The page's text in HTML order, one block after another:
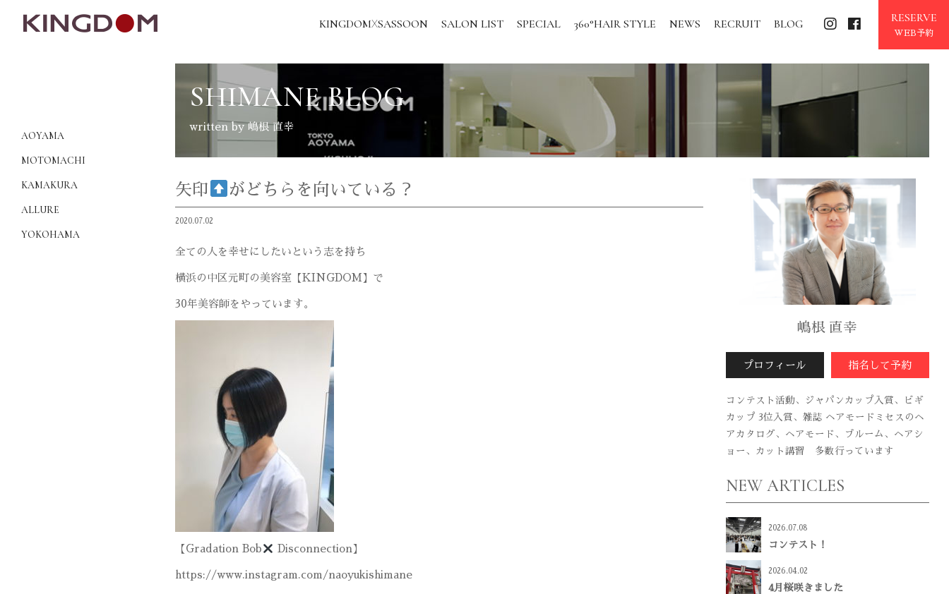
KINGDOMXSASSOON SALON LIST SPECIAL 360°HAIR STYLE NEWS RECRUIT BLOG RESERVE
WEB予約
AOYAMA
MOTOMACHI
KAMAKURA
ALLURE
YOKOHAMA
SHIMANE BLOG
written by 嶋根 直幸
矢印 がどちらを向いている？
2020.07.02
全ての人を幸せにしたいという志を持ち
横浜の中区元町の美容室【 KINGDOM 】で
30年美容師をやっています。
【Gradation Bob Disconnection】
https://www.instagram.com/naoyukishimane
嶋根 直幸
プロフィール 指名して予約
コンテスト活動、ジャパンカップ入賞、ビギ
カップ 3位入賞、雑誌 ヘアモードミセスのヘ
アカタログ、ヘアモード、ブルーム、ヘアシ
ョー、カット講習 多数行っています
NEW ARTICLES
2026.07.08
コンテスト！
2026.04.02
4月桜咲きました